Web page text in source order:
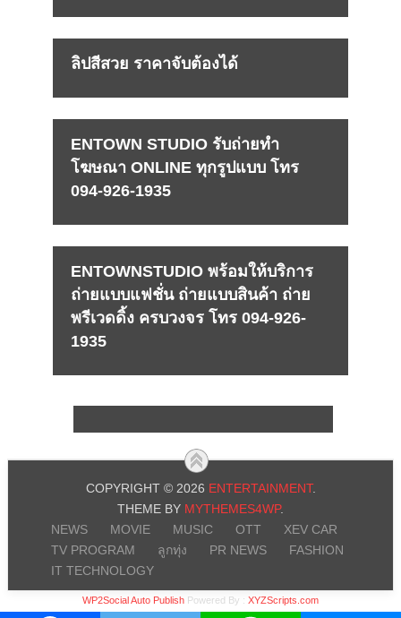
ลิปสีสวย ราคาจับต้องได้
ENTOWN STUDIO รับถ่ายทำ
โฆษณา ONLINE ทุกรูปแบบ โทร
094-926-1935
ENTOWNSTUDIO พร้อมให้บริการ
ถ่ายแบบแฟชั่น ถ่ายแบบสินค้า ถ่าย
พรีเวดดิ้ง ครบวงจร โทร 094-926-
1935
COPYRIGHT © 2026 ENTERTAINMENT.
THEME BY MYTHEMES4WP.
NEWS
MOVIE MUSIC OTT
XEV CAR
TV PROGRAM
ลูกทุ่ง PR NEWS
FASHION
IT TECHNOLOGY
WP2Social Auto Publish Powered By : XYZScripts.com